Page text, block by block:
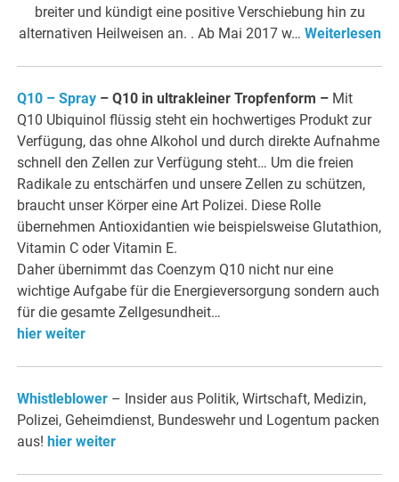
breiter und kündigt eine positive Verschiebung hin zu
alternativen Heilweisen an. . Ab Mai 2017 w… Weiterlesen
Q10 – Spray – Q10 in ultrakleiner Tropfenform – Mit
Q10 Ubiquinol flüssig steht ein hochwertiges Produkt zur
Verfügung, das ohne Alkohol und durch direkte Aufnahme
schnell den Zellen zur Verfügung steht… Um die freien
Radikale zu entschärfen und unsere Zellen zu schützen,
braucht unser Körper eine Art Polizei. Diese Rolle
übernehmen Antioxidantien wie beispielsweise Glutathion,
Vitamin C oder Vitamin E.
Daher übernimmt das Coenzym Q10 nicht nur eine
wichtige Aufgabe für die Energieversorgung sondern auch
für die gesamte Zellgesundheit…
hier weiter
Whistleblower – Insider aus Politik, Wirtschaft, Medizin,
Polizei, Geheimdienst, Bundeswehr und Logentum packen
aus!hier weiter